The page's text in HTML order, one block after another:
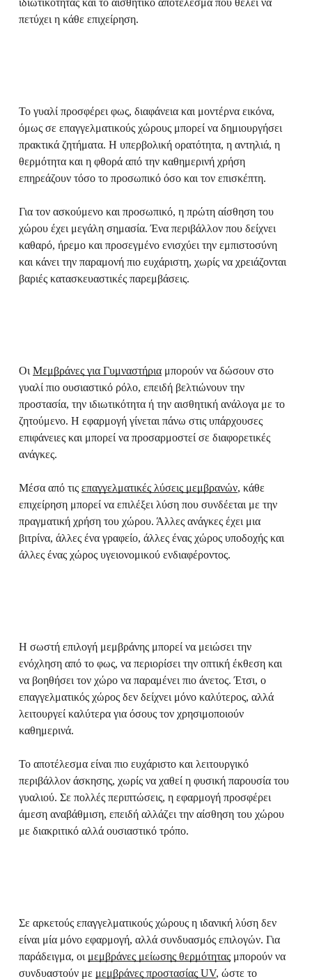
πετύχει η κάθε επιχείρηση.
Το γυαλί προσφέρει φως, διαφάνεια και μοντέρνα εικόνα,
όμως σε επαγγελματικούς χώρους μπορεί να δημιουργήσει
πρακτικά ζητήματα. Η υπερβολική ορατότητα, η αντηλιά, η
θερμότητα και η φθορά από την καθημερινή χρήση
επηρεάζουν τόσο το προσωπικό όσο και τον επισκέπτη.
Για τον ασκούμενο και προσωπικό, η πρώτη αίσθηση του
χώρου έχει μεγάλη σημασία. Ένα περιβάλλον που δείχνει
καθαρό, ήρεμο και προσεγμένο ενισχύει την εμπιστοσύνη
και κάνει την παραμονή πιο ευχάριστη, χωρίς να χρειάζονται
βαριές κατασκευαστικές παρεμβάσεις.
Οι Μεμβράνες για Γυμναστήριαμπορούν να δώσουν στο
γυαλί πιο ουσιαστικό ρόλο, επειδή βελτιώνουν την
προστασία, την ιδιωτικότητα ή την αισθητική ανάλογα με το
ζητούμενο. Η εφαρμογή γίνεται πάνω στις υπάρχουσες
επιφάνειες και μπορεί να προσαρμοστεί σε διαφορετικές
ανάγκες.
Μέσα από τις επαγγελματικές λύσεις μεμβρανών, κάθε
επιχείρηση μπορεί να επιλέξει λύση που συνδέεται με την
πραγματική χρήση του χώρου. Άλλες ανάγκες έχει μια
βιτρίνα, άλλες ένα γραφείο, άλλες ένας χώρος υποδοχής και
άλλες ένας χώρος υγειονομικού ενδιαφέροντος.
Η σωστή επιλογή μεμβράνης μπορεί να μειώσει την
ενόχληση από το φως, να περιορίσει την οπτική έκθεση και
να βοηθήσει τον χώρο να παραμένει πιο άνετος. Έτσι, ο
επαγγελματικός χώρος δεν δείχνει μόνο καλύτερος, αλλά
λειτουργεί καλύτερα για όσους τον χρησιμοποιούν
καθημερινά.
Το αποτέλεσμα είναι πιο ευχάριστο και λειτουργικό
περιβάλλον άσκησης, χωρίς να χαθεί η φυσική παρουσία του
γυαλιού. Σε πολλές περιπτώσεις, η εφαρμογή προσφέρει
άμεση αναβάθμιση, επειδή αλλάζει την αίσθηση του χώρου
με διακριτικό αλλά ουσιαστικό τρόπο.
Σε αρκετούς επαγγελματικούς χώρους η ιδανική λύση δεν
είναι μία μόνο εφαρμογή, αλλά συνδυασμός επιλογών. Για
παράδειγμα, οι μεμβράνες μείωσης θερμότηταςμπορούν να
συνδυαστούν με μεμβράνες προστασίας UV, ώστε το